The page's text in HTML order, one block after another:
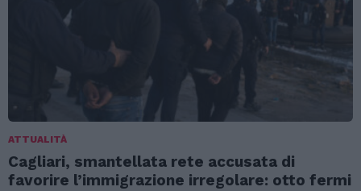
ATTUALITÀ
Cagliari, smantellata rete accusata di
favorire l’immigrazione irregolare: otto fermi